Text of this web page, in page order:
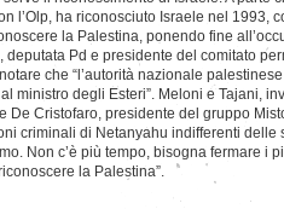
l’Olp, ha riconosciuto Israele nel 1993,
la Palestina, ponendo fine
deputata Pd e presidente del comitato
che “l’autorità nazionale
ministro degli Esteri”. Meloni e Tajani,
De Cristofaro, presidente del gruppo
criminali di Netanyahu indifferenti delle
Non c’è più tempo, bisogna fermare i
la Palestina”.